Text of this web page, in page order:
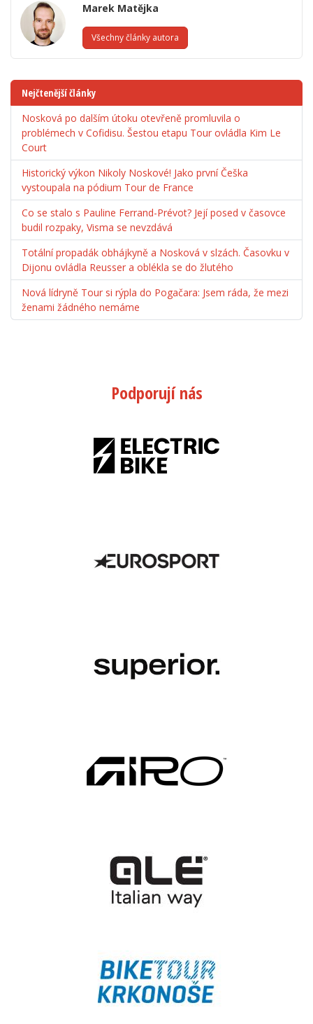
Marek Matějka
Všechny články autora
Nejčtenější články
Nosková po dalším útoku otevřeně promluvila o
problémech v Cofidisu. Šestou etapu Tour ovládla Kim Le
Court
Historický výkon Nikoly Noskové! Jako první Češka
vystoupala na pódium Tour de France
Co se stalo s Pauline Ferrand-Prévot? Její posed v časovce
budil rozpaky, Visma se nevzdává
Totální propadák obhájkyně a Nosková v slzách. Časovku v
Dijonu ovládla Reusser a oblékla se do žlutého
Nová lídryně Tour si rýpla do Pogačara: Jsem ráda, že mezi
ženami žádného nemáme
Podporují nás